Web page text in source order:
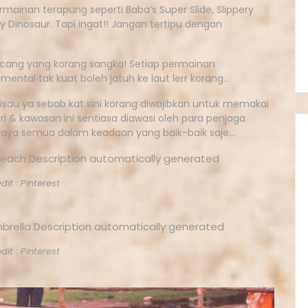
terapung seperti Baba’s Super Slide, Slippery
Dinosaur. Tapi ingat!! Jangan tertipu dengan
yang korang sangka! Setiap permainan
tak kuat boleh jatuh ke laut lerr korang…
ya sebab kat sini korang diwajibkan untuk memakai
kawasan ini sentiasa diawasi oleh para penjaga
semua dalam keadaan yang baik-baik saje…
: Pinterest
: Pinterest